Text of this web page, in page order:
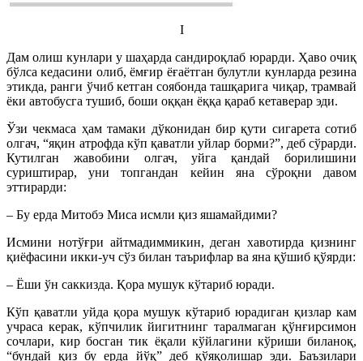
I
Дам олиш кунлари у шаҳарда сандироқлаб юрарди. Ҳаво очиқ
бўлса кедасини олиб, ёмғир ёғаётган булутли кунларда резина
этикда, ранги ўчиб кетган соябонда ташқарига чиқар, трамвай
ёки автобусга тушиб, боши оққан ёққа қараб кетаверар эди.
Ўзи чекмаса ҳам тамаки дўконидан бир қути сигарета сотиб
олгач, “яқин атрофда кўп қаватли уйлар борми?”, деб сўрарди.
Кутилган жавобини олгач, уйга қандай борилишини
суриштирар, уни топгандан кейин яна сўроқни давом
эттирарди:
– Бу ерда Митобэ Миса исмли қиз яшамайдими?
Исмини нотўғри айтмадиммикин, деган хавотирда қизнинг
қиёфасини икки-уч сўз билан таърифлар ва яна қўшиб қўярди:
– Ёши ўн саккизда. Қора мушук кўтариб юради.
Кўп қаватли уйда қора мушук кўтариб юрадиган қизлар кам
учраса керак, кўпчилик йигитнинг таралмаган қўнғирсимон
сочлари, кир босган тик ёқали кўйлагини кўриши биланоқ,
“бундай қиз бу ерда йўқ” деб қўяқолишар эди. Баъзилари